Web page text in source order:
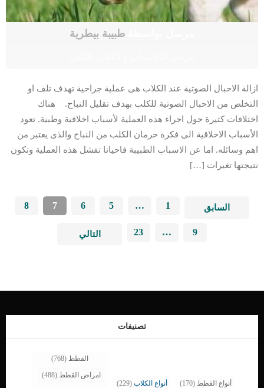
طبيبة بيطرية
ازالة الاحبال الصوتية عند الكلاب هى عملية جراحية تهدف تلف او
التخلص من الاحبال الصوتية للكلب بهدف تقليل النباح. هناك
اختلافات كثيرة حول اجراء هذه العملية لأسباب اخلاقية وطبية. تعود
الأسباب الاخلاقية الى فكرة حرمان الكلب من النباح والذى يعتبر من
اهم وسائله. اما عن الاسباب الطبيبة فاحيانا تفشل هذه العملية وتكون
نتيجتها تغيرات […]
السابق 1
…
5
6
7
8
9
…
23 التالي
تصنيفات
أنواع القطط (170) أنواع الكلاب (229)
القطط (768)
امراض القطط (488)